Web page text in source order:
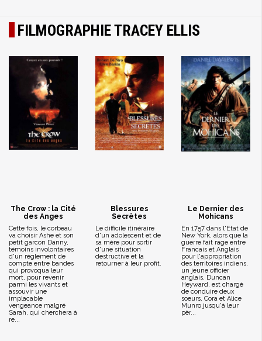
FILMOGRAPHIE TRACEY ELLIS
The Crow : la Cité
des Anges
Cette fois, le corbeau
va choisir Ashe et son
petit garcon Danny,
témoins involontaires
d'un réglement de
compte entre bandes
qui provoqua leur
mort, pour revenir
parmi les vivants et
assouvir une
implacable
vengeance malgré
Sarah, qui cherchera à
re...
Blessures
Secrètes
Le difficile itinéraire
d'un adolescent et de
sa mère pour sortir
d'une situation
destructive et la
retourner à leur profit.
Le Dernier des
Mohicans
En 1757 dans l'Etat de
New York, alors que la
guerre fait rage entre
Francais et Anglais
pour l'appropriation
des territoires indiens,
un jeune officier
anglais, Duncan
Heyward, est chargé
de conduire deux
soeurs, Cora et Alice
Munro jusqu'à leur
pèr...